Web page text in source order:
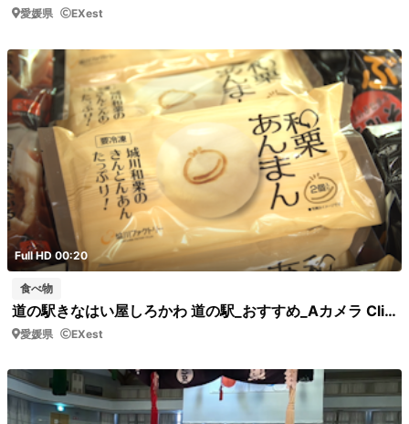
愛媛県 EXest
Full HD 00:20
食べ物
道の駅きなはい屋しろかわ 道の駅_おすすめ_Aカメラ Clip0028 道の駅 おすすめ商品
愛媛県 EXest